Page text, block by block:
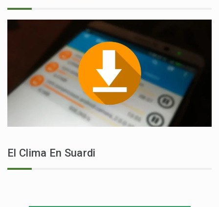
El Clima En Suardi